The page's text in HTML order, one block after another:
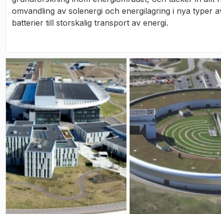
omvandling av solenergi och energilagring i nya typer
batterier till storskalig transport av energi.